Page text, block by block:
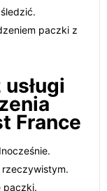
paczki z
France
paczki.